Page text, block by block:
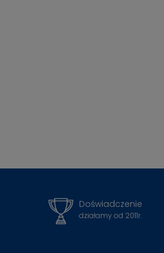
Doświadczenie
działamy od 2011r.